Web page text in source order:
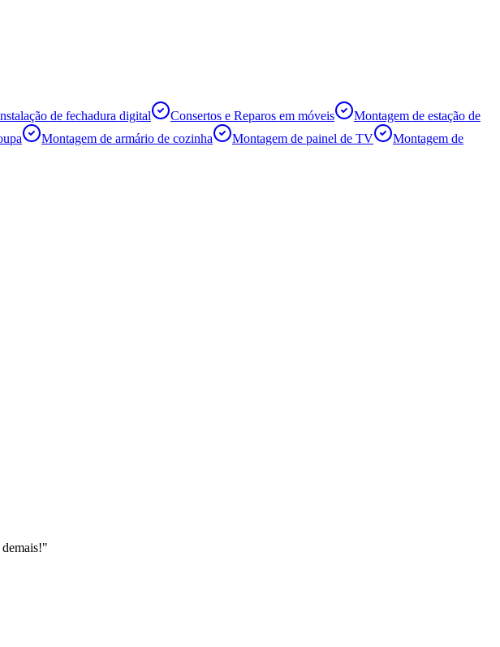
de fechadura digital Consertos e Reparos em móveis
Montagem de estação de
Montagem de armário de cozinha Montagem de painel de TV
Montagem de
"